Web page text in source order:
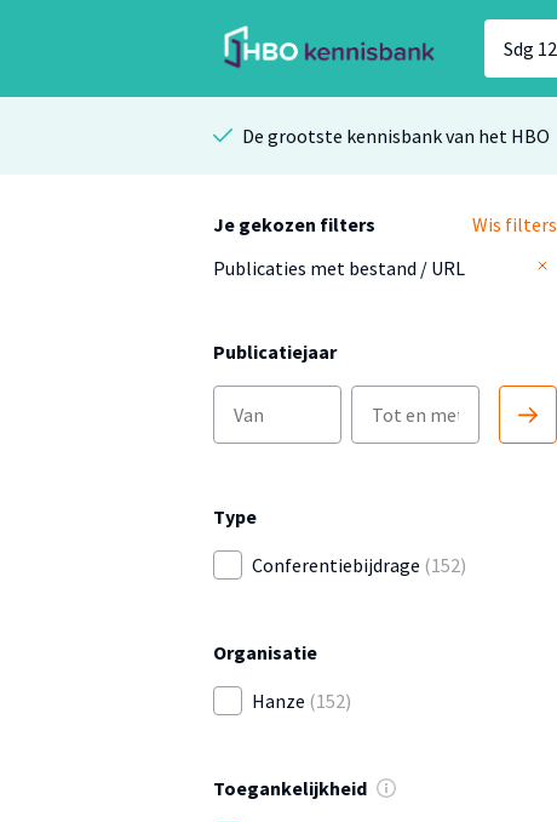
De grootste kennisbank van het HBO
Je gekozen filters
Wis filters
Publicaties met bestand / URL
Publicatiejaar
Type
Conferentiebijdrage (152)
Organisatie
Hanze (152)
Toegankelijkheid